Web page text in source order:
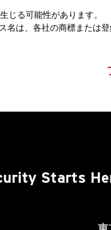
る可能性があります。
は、各社の商標または登
Starts